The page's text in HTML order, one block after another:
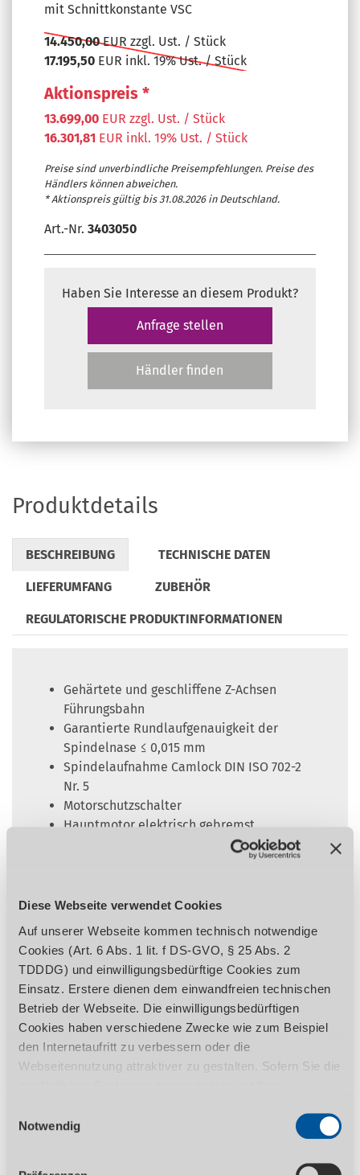
Diese Webseite verwendet Cookies
Auf unserer Webseite kommen technisch notwendige
Cookies (Art. 6 Abs. 1 lit. f DS-GVO, § 25 Abs. 2
TDDDG) und einwilligungsbedürftige Cookies zum
Einsatz. Erstere dienen dem einwandfreien technischen
Betrieb der Webseite. Die einwilligungsbedürftigen
Cookies haben verschiedene Zwecke wie zum Beispiel
den Internetaufritt zu verbessern oder die
Webseitennutzung attraktiver zu gestalten. Sofern Sie die
1 TDDDG erforderlich. Ihre erteilte Einwilligung können
Sie jederzeit durch Aufruf des Consent-Banners mit
Wirkung für die Zukunft widerrufen. Nähere Informationen
Notwendig
mit Schnittkonstante VSC
14.450,00EUR zzgl. Ust. / Stück
17.195,50 EUR inkl. 19% Ust. / Stück
Aktionspreis *
13.699,00 EUR zzgl. Ust. / Stück
16.301,81 EUR inkl. 19% Ust. / Stück
Preise sind unverbindliche Preisempfehlungen. Preise des
Händlers können abweichen.
* Aktionspreis gültig bis 31.08.2026 in Deutschland.
Art.-Nr. 3403050
Haben Sie Interesse an diesem Produkt?
Anfrage stellen
Händler finden
Produktdetails
BESCHREIBUNG TECHNISCHE DATEN
LIEFERUMFANG ZUBEHÖR
REGULATORISCHE PRODUKTINFORMATIONEN
Gehärtete und geschliffene Z-Achsen
Führungsbahn
Garantierte Rundlaufgenauigkeit der
Spindelnase ≤ 0,015 mm
Spindelaufnahme Camlock DIN ISO 702-2
Nr. 5
Motorschutzschalter
Hauptmotor elektrisch gebremst
Rechts-/Linkslauf am Bettschlitten
Schalter mit Lebenszyklusberechnung
Perfekt rundlaufende Hauptspindel
garantiert hohe Belastbarkeit durch
montierte Präzisions-Kegelrollenlager
Mit Sicherheitsvorrichtung gegen
gleichzeitigen Betrieb von
Gewindeschneid- und
Vorschubmechanismus
Alle Zahnräder des Vorschubgetriebes aus
Stahl, gehärtet und geschliffen, Wellen auf